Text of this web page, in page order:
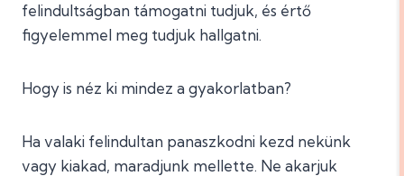
felindultságban támogatni tudjuk, és értő
figyelemmel meg tudjuk hallgatni.
Hogy is néz ki mindez a gyakorlatban?
Ha valaki felindultan panaszkodni kezd nekünk
vagy kiakad, maradjunk mellette. Ne akarjuk